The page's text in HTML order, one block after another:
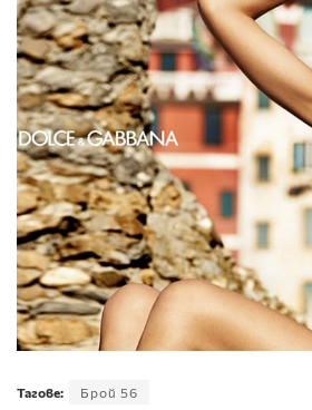
Тагове: Брой 56